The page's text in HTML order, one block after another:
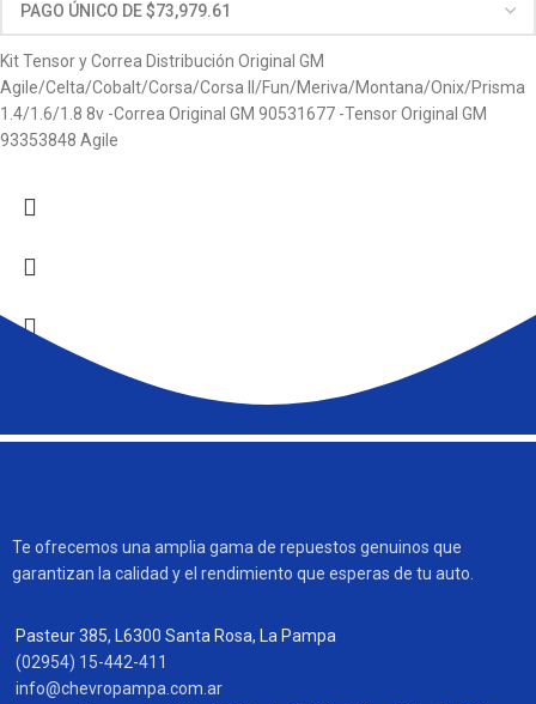
Kit Tensor y Correa Distribución Original GM
Agile/Celta/Cobalt/Corsa/Corsa II/Fun/Meriva/Montana/Onix/Prisma
1.4/1.6/1.8 8v -Correa Original GM 90531677 -Tensor Original GM
93353848 Agile
Te ofrecemos una amplia gama de repuestos genuinos que
garantizan la calidad y el rendimiento que esperas de tu auto.
Pasteur 385, L6300 Santa Rosa, La Pampa
(02954) 15-442-411
info@chevropampa.com.ar